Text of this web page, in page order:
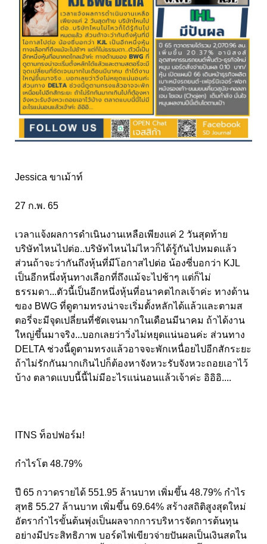
Jessica ขาเม้าท์
27 ก.พ. 65
เวลาแจ้งผลการดำเนินงานเหลือเพียงแค่ 2 วันสุดท้าย
บริษัทไหนไปต่อ..บริษัทไหนไม่ไหวก็ได้รู้กันไปหมดแล้ว
ส่วนถ้าจะว่ากันถึงหุ้นที่มีโอกาสไปต่อ น้องซี่บอกว่า KJL
เป็นอีกหนึ่งหุ้นทางเลือกที่ถึงแม้จะไปช้าๆ แต่ก็ไม่
ธรรมดา...ตัวนี้เป็นอีกหนึ่งหุ้นที่อนาคตไกลเจ้าค่ะ ทางด้าน
ของ BWG ที่ดูตามทรงน่าจะเริ่มตั้งหลักได้แล้วและตามส
ตอรี่จะมีจุดเปลี่ยนที่ชัดเจนมากในเดือนมีนาคม ถ้าได้งาน
ใหญ่ขึ้นมาจริง...บอกเลยว่าวิ่งไม่หยุดแน่นอนค่ะ ส่วนทาง
DELTA ช่วงนี้ดูตามทรงแล้วอาจจะพักเหนื่อยไปอีกสักระยะ
ถ้าไม่รักกันมากเกินไปก็ต้องหาจังหวะรับจังหวะถอยเอาไว้
บ้าง ตลาดแบบนี้นี้ไม่มีอะไรแน่นอนแล้วเจ้าค่ะ อิอิอิ....
ITNS ท็อปฟอร์ม!
กำไรโต 48.79%
ปี 65 กวาดรายได้ 551.95 ล้านบาท เพิ่มขึ้น 48.79% กำไร
สุทธิ 55.27 ล้านบาท เพิ่มขึ้น 69.64% สร้างสถิติสูงสุดใหม่
อัตรากำไรขั้นต้นพุ่งเป็นผลจากการบริหารจัดการต้นทุน
อย่างมีประสิทธิภาพ บอร์ดไฟเขียวจ่ายปันผลเป็นเงินสดใน